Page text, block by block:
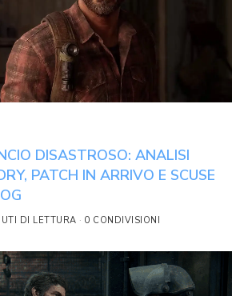
DISASTROSO: ANALISI
PATCH IN ARRIVO E SCUSE
DI LETTURA 0 CONDIVISIONI